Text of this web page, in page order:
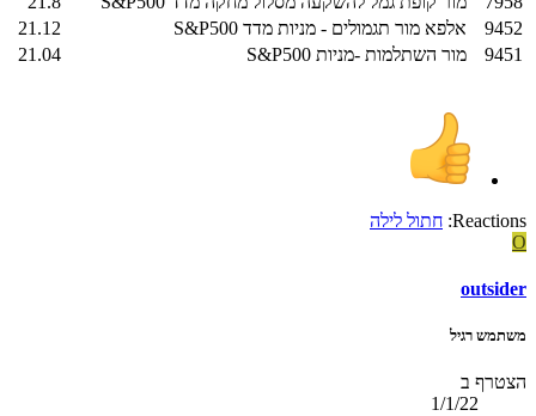
9452
אלפא מור תגמולים - מניות מדד S&P500
21.12
9451
מור השתלמות -מניות S&P500 21.04
Reactions: חתול לילה
O
outsider
משתמש רגיל
הצטרף ב
1/1/22